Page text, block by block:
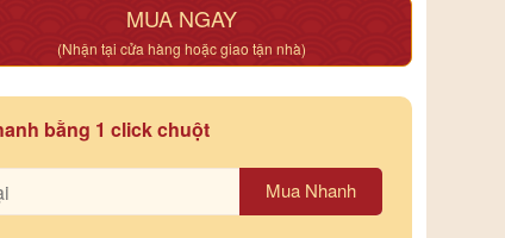
MUA NGAY
(Nhận tại cửa hàng hoặc giao tận nhà)
bằng 1 click chuột
Mua Nhanh